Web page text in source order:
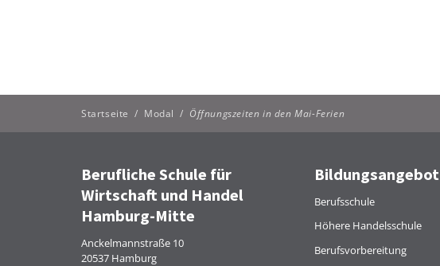
Startseite / Modal / Öffnungszeiten in den Mai-Ferien
Berufliche Schule für
Wirtschaft und Handel
Hamburg-Mitte
Anckelmannstraße 10
20537 Hamburg
Bildungsangebot
Berufsschule
Höhere Handelsschule
Berufsvorbereitung